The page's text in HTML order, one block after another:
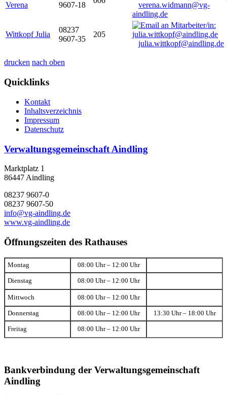
Verena
9607-18
verena.widmann@vg-
aindling.de
Wittkopf Julia
08237
9607-35
205
julia.wittkopf@aindling.de
drucken nach oben
Quicklinks
Kontakt
Inhaltsverzeichnis
Impressum
Datenschutz
Verwaltungsgemeinschaft Aindling
Marktplatz 1
86447 Aindling
08237 9607-0
08237 9607-50
info@vg-aindling.de
www.vg-aindling.de
Öffnungszeiten des Rathauses
Montag 08:00 Uhr – 12:00 Uhr
Dienstag 08:00 Uhr – 12:00 Uhr
Mittwoch 08:00 Uhr – 12:00 Uhr
Donnerstag 08:00 Uhr – 12:00 Uhr 13:30 Uhr – 18:00 Uhr
Freitag 08:00 Uhr – 12:00 Uhr
Bankverbindung der Verwaltungsgemeinschaft
Aindling